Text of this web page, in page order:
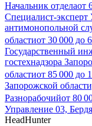
Начальник отделаот
Специалист-
антимонопольной
областиот 30 000 до
Государственный
гостехнадзора
областиот 85 000 до
Запорожской
Разнорабочийот 80
Управление 03,
HeadHunter